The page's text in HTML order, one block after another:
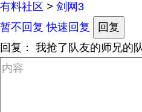
有料社区 > 剑网3
暂不回复 快速回复
回复
回复：
我抢了队友的师兄的